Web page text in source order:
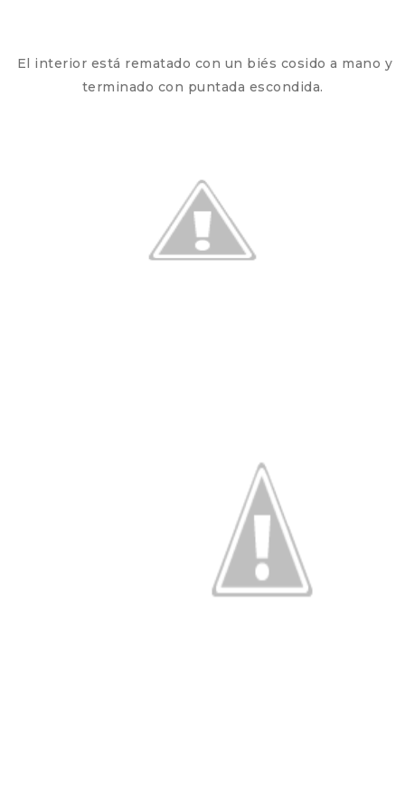
El interior está rematado con un biés cosido a mano y
terminado con puntada escondida.